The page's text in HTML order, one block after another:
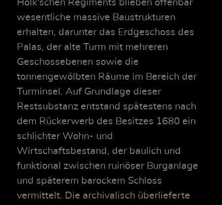
Holk'schen Regiments blieben offenbar
wesentliche massive Baustrukturen
erhalten, darunter das Erdgeschoss des
Palas, der alte Turm mit mehreren
Geschossebenen sowie die
tonnengewölbten Räume im Bereich der
Turminsel. Auf Grundlage dieser
Restsubstanz entstand spätestens nach
dem Rückerwerb des Besitzes 1680 ein
schlichter Wohn- und
Wirtschaftsbestand, der baulich und
funktional zwischen ruinöser Burganlage
und späterem barockem Schloss
vermittelt. Die archivalisch überlieferte